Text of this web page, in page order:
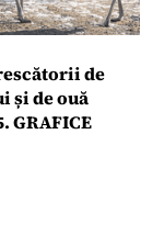
de
și de ouă
GRAFICE